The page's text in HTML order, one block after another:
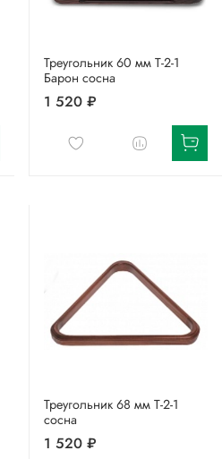
Треугольник 60 мм Т-2-1
Барон сосна
1 520 ₽
Треугольник 68 мм Т-2-1
сосна
1 520 ₽